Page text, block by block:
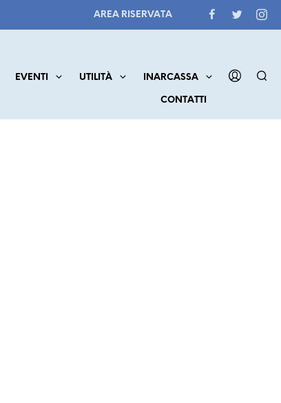
AREA RISERVATA
EVENTI UTILITÀ INARCASSA
CONTATTI